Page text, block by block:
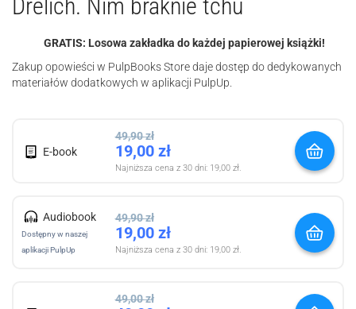
Drelich. Nim braknie tchu
GRATIS: Losowa zakładka do każdej papierowej książki!
Zakup opowieści w PulpBooks Store daje dostęp do dedykowanych
materiałów dodatkowych w aplikacji PulpUp.
E-book
49,90zł
19,00 zł
Najniższa cena z 30 dni: 19,00 zł.
Audiobook
Dostępny w naszej
aplikacji PulpUp
49,90zł
19,00 zł
Najniższa cena z 30 dni: 19,00 zł.
49,00zł